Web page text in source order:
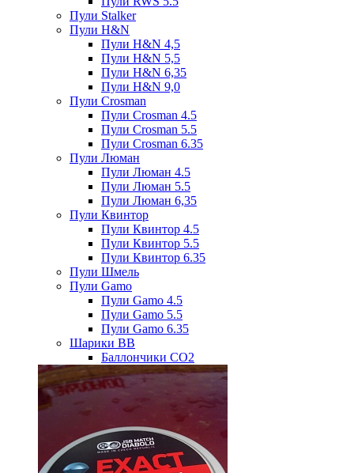
Пули Stalker
Пули H&N
Пули H&N 4,5
Пули H&N 5,5
Пули H&N 6,35
Пули H&N 9,0
Пули Crosman
Пули Crosman 4.5
Пули Crosman 5.5
Пули Crosman 6.35
Пули Люман
Пули Люман 4.5
Пули Люман 5.5
Пули Люман 6,35
Пули Квинтор
Пули Квинтор 4.5
Пули Квинтор 5.5
Пули Квинтор 6.35
Пули Шмель
Пули Gamo
Пули Gamo 4.5
Пули Gamo 5.5
Пули Gamo 6.35
Шарики BB
Баллончики CO2